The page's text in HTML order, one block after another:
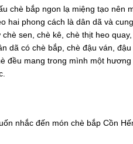
chè bắp ngon lạ miệng tạo nên
hai phong cách là dân dã và
sen, chè kê, chè thịt heo
dã có chè bắp, chè đậu ván,
đều mang trong mình một
nhắc đến món chè bắp Cồn